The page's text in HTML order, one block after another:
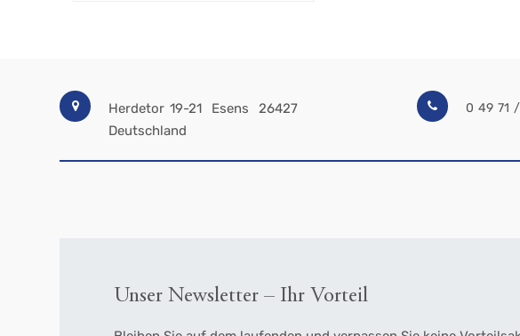
Herdetor 19-21 Esens
26427
Deutschland
0 49 71
Unser Newsletter – Ihr Vorteil